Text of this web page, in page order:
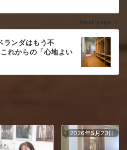
Next page
ランダはもう不
れからの「心地よい
2026年5月23日